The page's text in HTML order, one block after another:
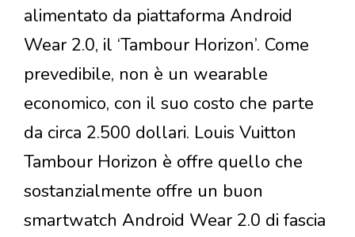
alimentato da piattaforma Android
Wear 2.0, il ‘Tambour Horizon’. Come
prevedibile, non è un wearable
economico, con il suo costo che parte
da circa 2.500 dollari. Louis Vuitton
Tambour Horizon è offre quello che
sostanzialmente offre un buon
smartwatch Android Wear 2.0 di fascia